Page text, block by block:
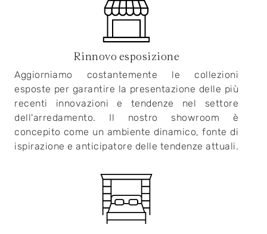
Rinnovo esposizione
Aggiorniamo costantemente le collezioni
esposte per garantire la presentazione delle più
recenti innovazioni e tendenze nel settore
dell'arredamento. Il nostro showroom è
concepito come un ambiente dinamico, fonte di
ispirazione e anticipatore delle tendenze attuali.